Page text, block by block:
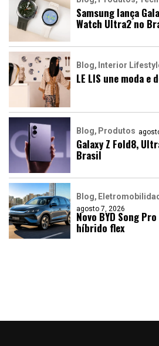
Samsung lança
Watch Ultra2 no
Blog Interior
LE LIS une moda e
Blog Produtos
Galaxy Z Fold8,
Brasil
Blog
agosto 7, 2026
Novo BYD Song
híbrido flex